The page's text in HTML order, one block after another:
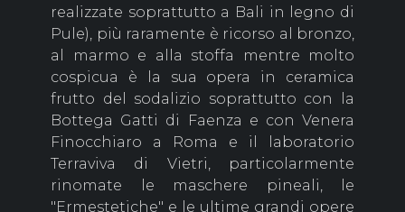
realizzate soprattutto a Bali in legno di
Pule), più raramente è ricorso al bronzo,
al marmo e alla stoffa mentre molto
cospicua è la sua opera in ceramica
frutto del sodalizio soprattutto con la
Bottega Gatti di Faenza e con Venera
Finocchiaro a Roma e il laboratorio
Terraviva di Vietri, particolarmente
rinomate le maschere pineali, le
"Ermestetiche" e le ultime grandi opere